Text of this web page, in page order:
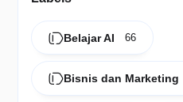
Belajar AI 66
Bisnis dan Marketing